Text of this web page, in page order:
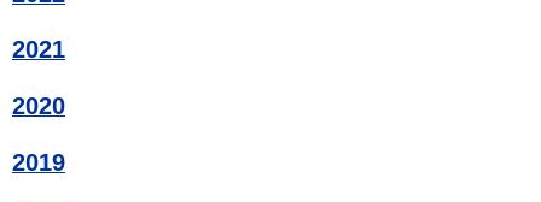
2021
2020
2019